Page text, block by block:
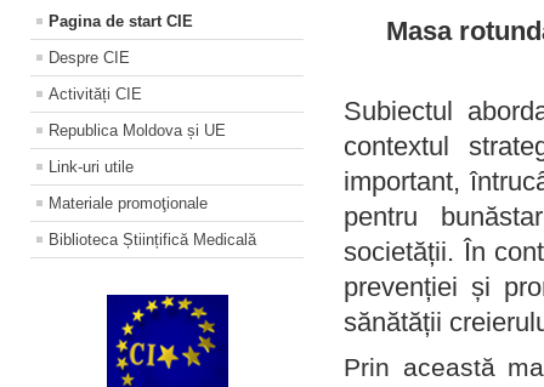
Pagina de start CIE
Despre CIE
Activități CIE
Republica Moldova și UE
Link-uri utile
Materiale promoţionale
Biblioteca Științifică Medicală
Masa
Subiectul
contextul
important,
pentru
societății. În
prevenției și
sănătății
Prin această